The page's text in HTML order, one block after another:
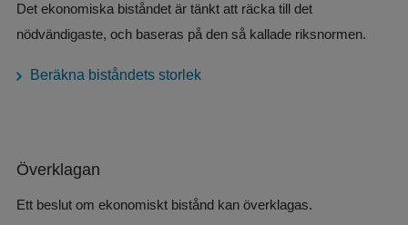
Det ekonomiska biståndet är tänkt att räcka till det
nödvändigaste, och baseras på den så kallade riksnormen.
Beräkna biståndets storlek
Överklagan
Ett beslut om ekonomiskt bistånd kan överklagas.